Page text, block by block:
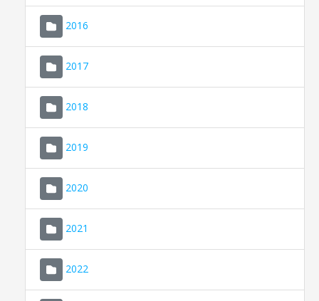
2016
2017
2018
2019
2020
2021
2022